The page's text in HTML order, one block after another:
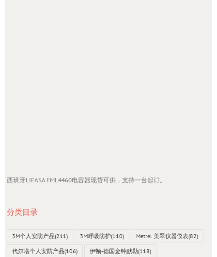
西班牙LIFASA FML4460电容器现货可供，支持一台起订。
分类目录
3M个人安防产品(211) 3M呼吸防护(110) Metrel 美翠仪器仪表(82)
代尔塔个人安防产品(106) 伊顿-德国金钟默勒(118)